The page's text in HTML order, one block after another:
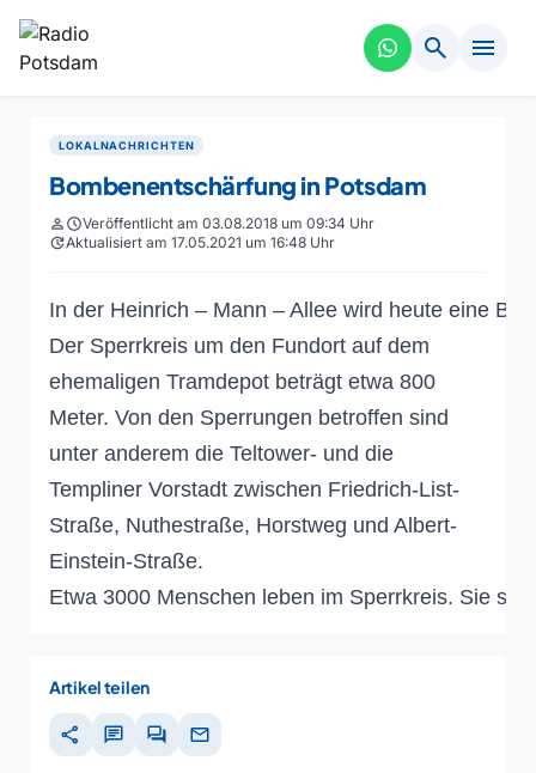
search menu
LOKALNACHRICHTEN
Bombenentschärfung in Potsdam
personscheduleVeröffentlicht am 03.08.2018 um 09:34 Uhr
updateAktualisiert am 17.05.2021 um 16:48 Uhr
In der Heinrich – Mann – Allee wird heute eine
Der Sperrkreis um den Fundort auf dem
ehemaligen Tramdepot beträgt etwa 800
Meter. Von den Sperrungen betroffen sind
unter anderem die Teltower- und die
Templiner Vorstadt zwischen Friedrich-List-
Straße, Nuthestraße, Horstweg und Albert-
Einstein-Straße.
Etwa 3000 Menschen leben im Sperrkreis. Sie
Artikel teilen
share chat forum mail